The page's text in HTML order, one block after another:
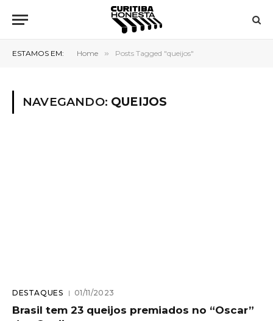
ESTAMOS EM: Home » Posts Tagged "queijos"
NAVEGANDO: QUEIJOS
DESTAQUES 01/11/2023
Brasil tem 23 queijos premiados no “Oscar”